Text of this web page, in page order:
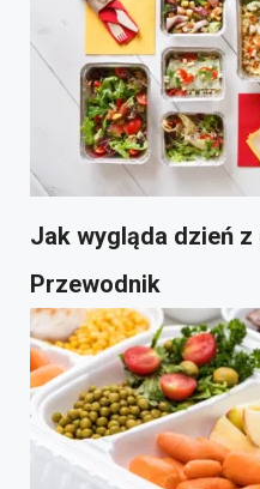
Jak wygląda dzień z
Przewodnik